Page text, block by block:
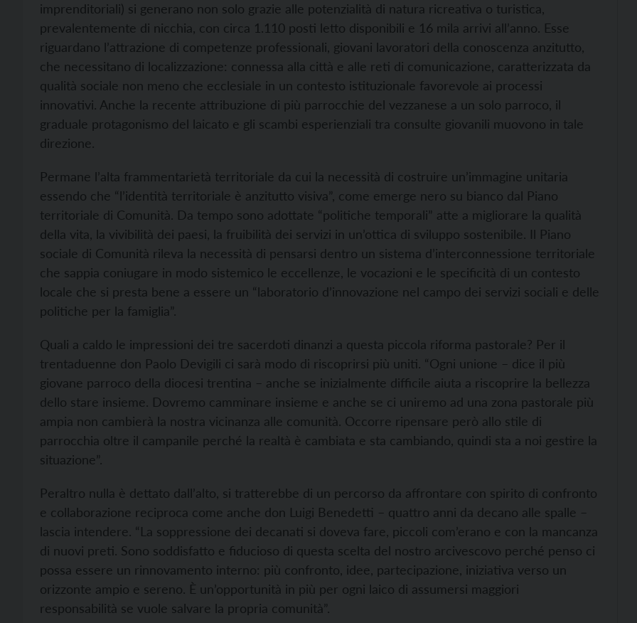
imprenditoriali) si generano non solo grazie alle potenzialità di natura ricreativa o turistica,
prevalentemente di nicchia, con circa 1.110 posti letto disponibili e 16 mila arrivi all’anno. Esse
riguardano l’attrazione di competenze professionali, giovani lavoratori della conoscenza anzitutto,
che necessitano di localizzazione: connessa alla città e alle reti di comunicazione, caratterizzata da
qualità sociale non meno che ecclesiale in un contesto istituzionale favorevole ai processi
innovativi. Anche la recente attribuzione di più parrocchie del vezzanese a un solo parroco, il
graduale protagonismo del laicato e gli scambi esperienziali tra consulte giovanili muovono in tale
direzione.
Permane l’alta frammentarietà territoriale da cui la necessità di costruire un’immagine unitaria
essendo che “l’identità territoriale è anzitutto visiva”, come emerge nero su bianco dal Piano
territoriale di Comunità. Da tempo sono adottate “politiche temporali” atte a migliorare la qualità
della vita, la vivibilità dei paesi, la fruibilità dei servizi in un’ottica di sviluppo sostenibile. Il Piano
sociale di Comunità rileva la necessità di pensarsi dentro un sistema d’interconnessione territoriale
che sappia coniugare in modo sistemico le eccellenze, le vocazioni e le specificità di un contesto
locale che si presta bene a essere un “laboratorio d’innovazione nel campo dei servizi sociali e delle
politiche per la famiglia”.
Quali a caldo le impressioni dei tre sacerdoti dinanzi a questa piccola riforma pastorale? Per il
trentaduenne don Paolo Devigili ci sarà modo di riscoprirsi più uniti. “Ogni unione – dice il più
giovane parroco della diocesi trentina – anche se inizialmente difficile aiuta a riscoprire la bellezza
dello stare insieme. Dovremo camminare insieme e anche se ci uniremo ad una zona pastorale più
ampia non cambierà la nostra vicinanza alle comunità. Occorre ripensare però allo stile di
parrocchia oltre il campanile perché la realtà è cambiata e sta cambiando, quindi sta a noi gestire la
situazione”.
Peraltro nulla è dettato dall’alto, si tratterebbe di un percorso da affrontare con spirito di confronto
e collaborazione reciproca come anche don Luigi Benedetti – quattro anni da decano alle spalle –
lascia intendere. “La soppressione dei decanati si doveva fare, piccoli com’erano e con la mancanza
di nuovi preti. Sono soddisfatto e fiducioso di questa scelta del nostro arcivescovo perché penso ci
possa essere un rinnovamento interno: più confronto, idee, partecipazione, iniziativa verso un
orizzonte ampio e sereno. È un’opportunità in più per ogni laico di assumersi maggiori
responsabilità se vuole salvare la propria comunità”.